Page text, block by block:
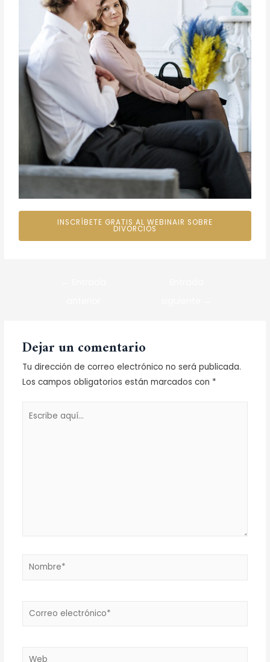
INSCRÍBETE GRATIS AL WEBINAIR SOBRE
DIVORCIOS
Dejar un comentario
Tu dirección de correo electrónico no será publicada.
Los campos obligatorios están marcados con *